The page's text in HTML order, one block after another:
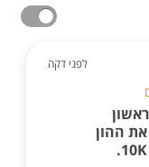
לפני דקה
ההון